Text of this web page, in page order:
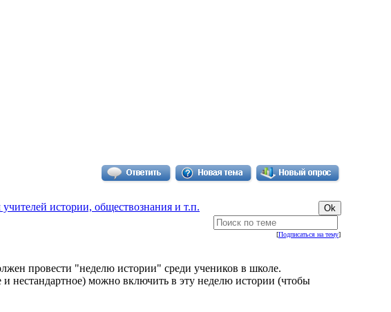
истории, обществознания и т.п.
[Подписаться на тему]
провести "неделю истории" среди учеников в школе.
нестандартное) можно включить в эту неделю истории (чтобы